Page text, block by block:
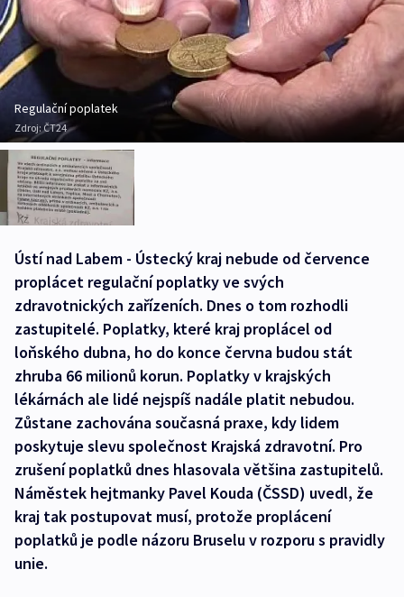
Regulační poplatek
Zdroj:ČT24
Ústí nad Labem - Ústecký kraj nebude od července
proplácet regulační poplatky ve svých
zdravotnických zařízeních. Dnes o tom rozhodli
zastupitelé. Poplatky, které kraj proplácel od
loňského dubna, ho do konce června budou stát
zhruba 66 milionů korun. Poplatky v krajských
lékárnách ale lidé nejspíš nadále platit nebudou.
Zůstane zachována současná praxe, kdy lidem
poskytuje slevu společnost Krajská zdravotní. Pro
zrušení poplatků dnes hlasovala většina zastupitelů.
Náměstek hejtmanky Pavel Kouda (ČSSD) uvedl, že
kraj tak postupovat musí, protože proplácení
poplatků je podle názoru Bruselu v rozporu s pravidly
unie.